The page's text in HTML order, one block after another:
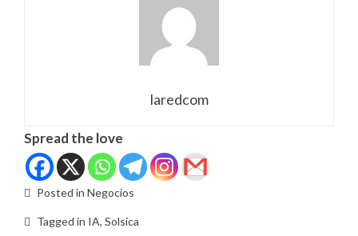
laredcom
Spread the love
Posted in Negocios
Tagged in IA, Solsica